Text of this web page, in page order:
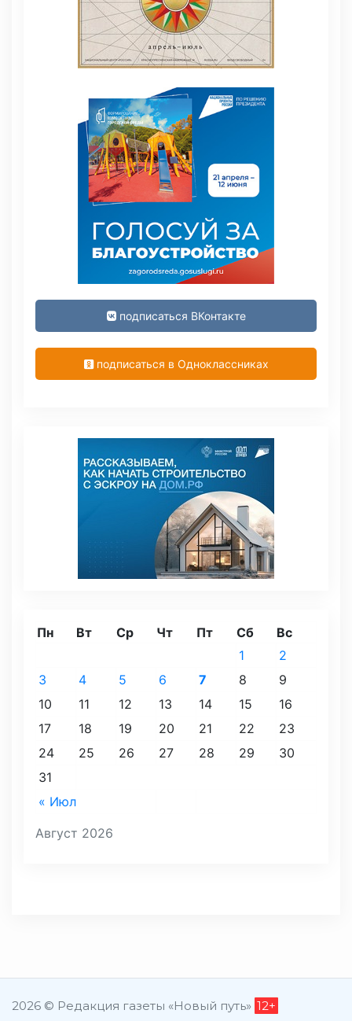
подписаться ВКонтакте
подписаться в Одноклассниках
Август 2026
Пн Вт Ср Чт Пт Сб Вс
« Июл
1
2
3
4 5 6 7 8
9
10
11 12 13 14 15
16
17
18 19 20 21 22
23
24
25 26 27 28 29
30
31
2026 © Редакция газеты «Новый путь» 12+